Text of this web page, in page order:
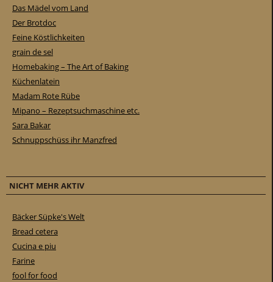
Das Mädel vom Land
Der Brotdoc
Feine Köstlichkeiten
grain de sel
Homebaking – The Art of Baking
Küchenlatein
Madam Rote Rübe
Mipano – Rezeptsuchmaschine etc.
Sara Bakar
Schnuppschüss ihr Manzfred
NICHT MEHR AKTIV
Bäcker Süpke's Welt
Bread cetera
Cucina e piu
Farine
fool for food